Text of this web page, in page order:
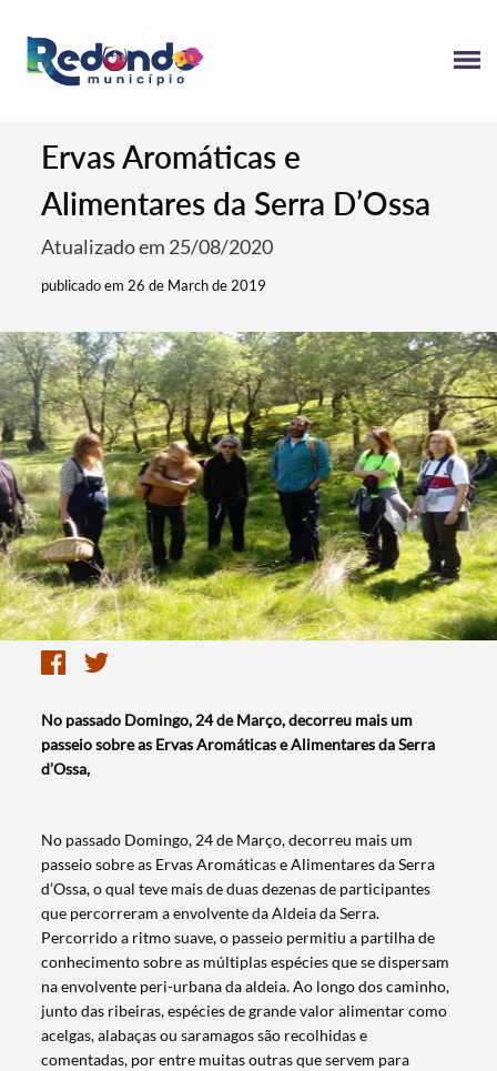
Ervas Aromáticas e
Alimentares da Serra D’Ossa
Atualizado em 25/08/2020
publicado em 26 de March de 2019
No passado Domingo, 24 de Março, decorreu mais um
passeio sobre as Ervas Aromáticas e Alimentares da Serra
d’Ossa,
No passado Domingo, 24 de Março, decorreu mais um
passeio sobre as Ervas Aromáticas e Alimentares da Serra
d’Ossa, o qual teve mais de duas dezenas de participantes
que percorreram a envolvente da Aldeia da Serra.
Percorrido a ritmo suave, o passeio permitiu a partilha de
conhecimento sobre as múltiplas espécies que se dispersam
na envolvente peri-urbana da aldeia. Ao longo dos caminho,
junto das ribeiras, espécies de grande valor alimentar como
acelgas, alabaças ou saramagos são recolhidas e
comentadas, por entre muitas outras que servem para